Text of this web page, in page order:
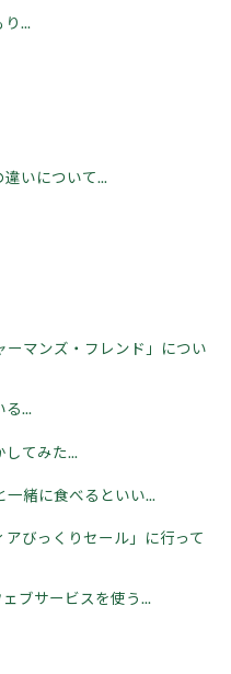
り...
いについて...
マンズ・フレンド」につい
る...
してみた...
緒に食べるといい...
びっくりセール」に行って
ブサービスを使う...